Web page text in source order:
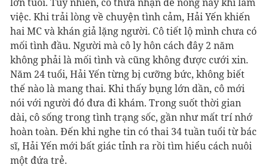
việc. Khi trải lòng về chuyện tình cảm, Hải Yến khiến
hai MC và khán giả lặng người. Cô tiết lộ mình chưa có
mối tình đầu. Người mà cô ly hôn cách đây 2 năm
không phải là mối tình và cũng không được cưới xin.
Năm 24 tuổi, Hải Yến từng bị cưỡng bức, không biết
thế nào là mang thai. Khi thấy bụng lớn dần, cô mới
nói với người đó đưa đi khám. Trong suốt thời gian
dài, cô sống trong tình trạng sốc, gần như mất trí nhớ
hoàn toàn. Đến khi nghe tin có thai 34 tuần tuổi từ bác
sĩ, Hải Yến mới bất giác tỉnh ra rồi tìm hiểu cách nuôi
một đứa trẻ.